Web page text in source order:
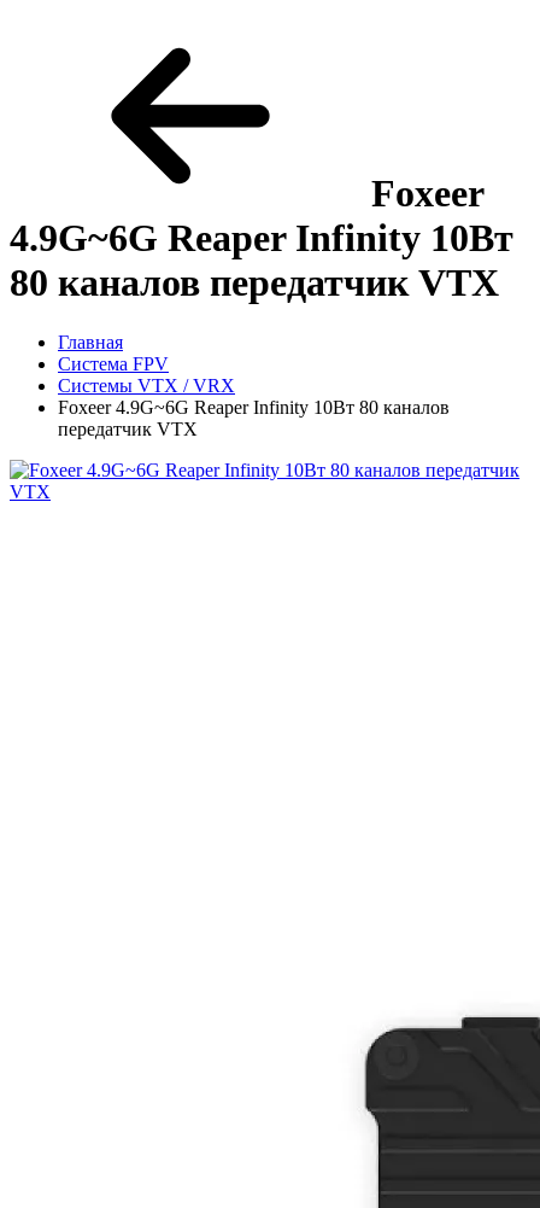
Foxeer
4.9G~6G Reaper Infinity 10Вт
80 каналов передатчик VTX
Главная
Система FPV
Системы VTX / VRX
Foxeer 4.9G~6G Reaper Infinity 10Вт 80 каналов
передатчик VTX